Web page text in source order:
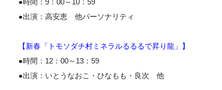
●出演：高安恵 他パーソナリティ
【新春「トモソダチ村ミネラルるるるで昇り龍」】
●時間：12：00～13：59
●出演：いとうなおこ・ひなもも・良次 他